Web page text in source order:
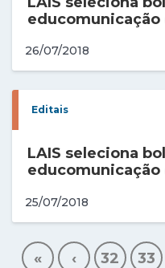
educomunicação
26/07/2018
Editais
LAIS seleciona
educomunicação
25/07/2018
« ‹ 32 33